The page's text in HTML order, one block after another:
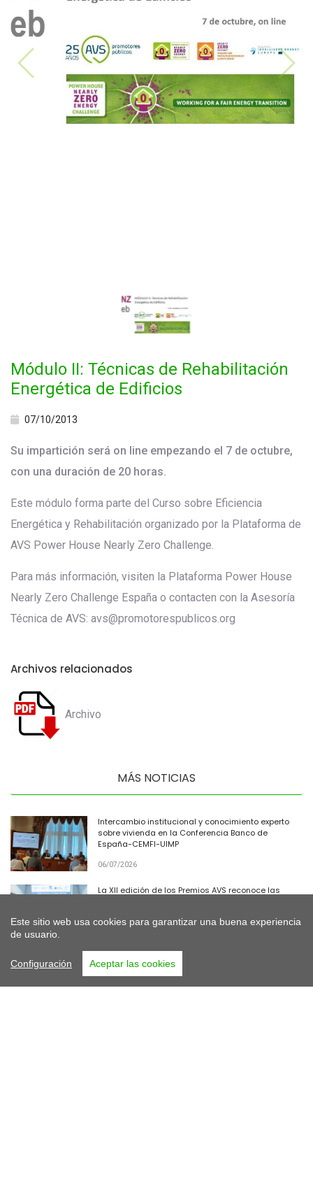
Este sitio web usa cookies para garantizar una buena experiencia
de usuario.
Configuración Aceptar las cookies
Módulo II: Técnicas de Rehabilitación
Energética de Edificios
07/10/2013
Su impartición será on line empezando el 7 de octubre,
con una duración de 20 horas.
Este módulo forma parte del Curso sobre Eficiencia
Energética y Rehabilitación organizado por la Plataforma de
AVS Power House Nearly Zero Challenge.
Para más información, visiten la Plataforma Power House
Nearly Zero Challenge España o contacten con la Asesoría
Técnica de AVS: avs@promotorespublicos.org
Archivos relacionados
Archivo
MÁS NOTICIAS
Intercambio institucional y conocimiento experto
sobre vivienda en la Conferencia Banco de
España-CEMFI-UIMP
06/07/2026
La XII edición de los Premios AVS reconoce las
Santa Cruz de Tenerife reúne a los gestores
públicos de vivienda en una jornada sobre los